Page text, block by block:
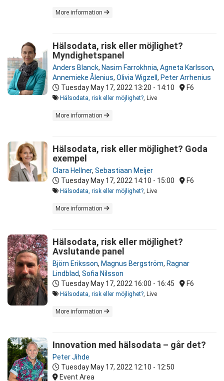
More information
Hälsodata, risk eller möjlighet?
Myndighetspanel
Anders Blanck, Nasim Farrokhnia, Agneta Karlsson,
Annemieke Ålenius, Olivia Wigzell , Peter Arrhenius
Tuesday May 17, 2022 13:20 - 14:10 F6
Hälsodata, risk eller möjlighet?, Live
More information
Hälsodata, risk eller möjlighet? Goda
exempel
Clara Hellner, Sebastiaan Meijer
Tuesday May 17, 2022 14:10 - 15:00 F6
Hälsodata, risk eller möjlighet?, Live
More information
Hälsodata, risk eller möjlighet?
Avslutande panel
Björn Eriksson, Magnus Bergström, Ragnar
Lindblad, Sofia Nilsson
Tuesday May 17, 2022 16:00 - 16:45 F6
Hälsodata, risk eller möjlighet?, Live
More information
Innovation med hälsodata – går det?
Peter Jihde
Tuesday May 17, 2022 12:10 - 12:50
Event Area